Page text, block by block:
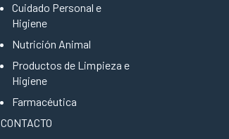
Cuidado Personal e
Higiene
Nutrición Animal
Productos de Limpieza e
Higiene
Farmacéutica
CONTACTO